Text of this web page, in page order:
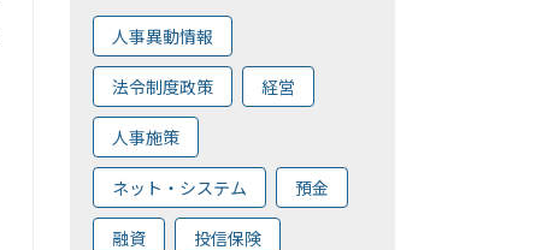
人事異動情報
法令制度政策 経営
人事施策
ネット・システム 預金
融資 投信保険